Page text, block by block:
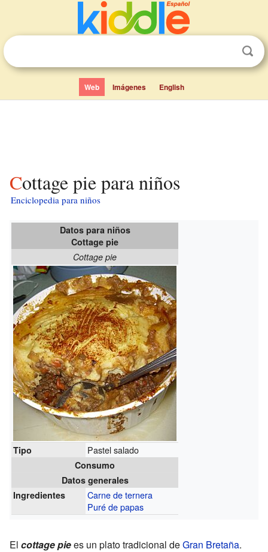
Web Imágenes English
Cottage pie para niños
Enciclopedia para niños
Datos para niños
Cottage pie
Cottage pie
Tipo Pastel salado
Consumo
Datos generales
Ingredientes
Carne de ternera
Puré de papas
El cottage piees un plato tradicional deGran Bretaña.